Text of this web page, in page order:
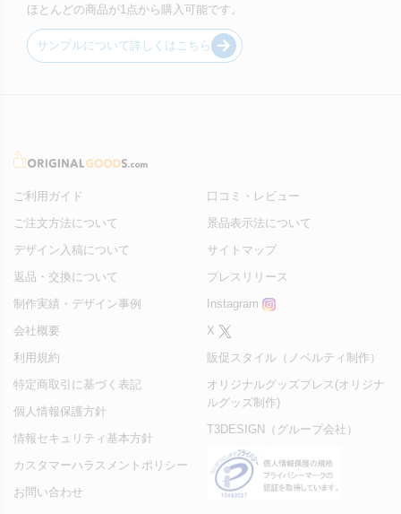
ほとんどの商品が1点から購入可能です。
サンプルについて詳しくはこちら
ご利用ガイド
ご注文方法について
デザイン入稿について
返品・交換について
制作実績・デザイン事例
会社概要
利用規約
特定商取引に基づく表記
個人情報保護方針
情報セキュリティ基本方針
カスタマーハラスメントポリシー
お問い合わせ
口コミ・レビュー
景品表示法について
サイトマップ
プレスリリース
Instagram
X
販促スタイル（ノベルティ制作）
オリジナルグッズプレス(オリジナ
ルグッズ制作)
T3DESIGN（グループ会社）